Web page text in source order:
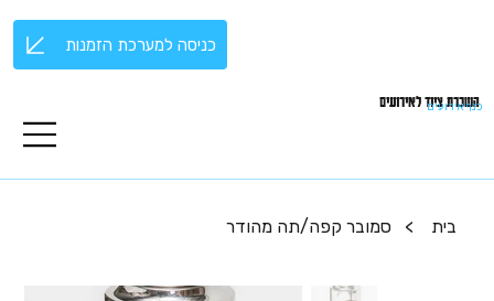
השכרת ציוד לאירועים
כנף אירועים
כניסה למערכת הזמנות
בית > סמובר קפה/תה מהודר